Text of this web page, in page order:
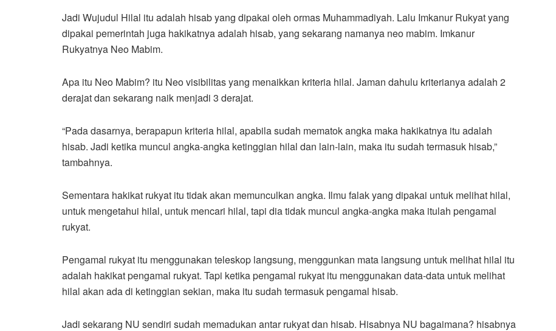
Jadi Wujudul Hilal itu adalah hisab yang dipakai oleh ormas Muhammadiyah. Lalu Imkanur Rukyat yang
dipakai pemerintah juga hakikatnya adalah hisab, yang sekarang namanya neo mabim. Imkanur
Rukyatnya Neo Mabim.
Apa itu Neo Mabim? itu Neo visibilitas yang menaikkan kriteria hilal. Jaman dahulu kriterianya adalah 2
derajat dan sekarang naik menjadi 3 derajat.
“Pada dasarnya, berapapun kriteria hilal, apabila sudah mematok angka maka hakikatnya itu adalah
hisab. Jadi ketika muncul angka-angka ketinggian hilal dan lain-lain, maka itu sudah termasuk hisab,”
tambahnya.
Sementara hakikat rukyat itu tidak akan memunculkan angka. Ilmu falak yang dipakai untuk melihat hilal,
untuk mengetahui hilal, untuk mencari hilal, tapi dia tidak muncul angka-angka maka itulah pengamal
rukyat.
Pengamal rukyat itu menggunakan teleskop langsung, menggunkan mata langsung untuk melihat hilal itu
adalah hakikat pengamal rukyat. Tapi ketika pengamal rukyat itu menggunakan data-data untuk melihat
hilal akan ada di ketinggian sekian, maka itu sudah termasuk pengamal hisab.
Jadi sekarang NU sendiri sudah memadukan antar rukyat dan hisab. Hisabnya NU bagaimana? hisabnya